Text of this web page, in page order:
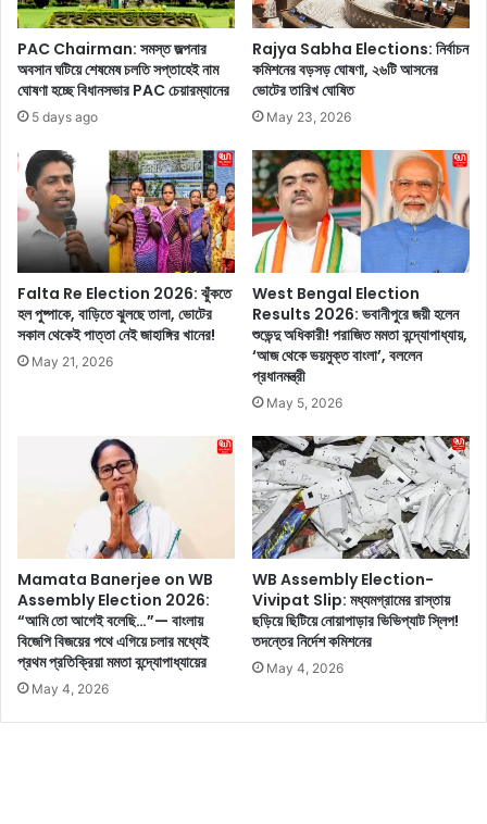
ভা
ঙা
-
গ
ড়া
র
স
‘
খে
লা
!
দি
ল্লি
য়া
জো
টে
জো
ড়া
বৈ
শ্ব
পে
তে
র
হ
য়ে
রো
হি
তে
র
সা
থে
কে
এ
খ
ন
সে
ই
বি
ষ
PAC Chairman: সমস্ত জল্পনার
অবসান ঘটিয়ে শেষমেষ চলতি সপ্তাহেই নাম
ঘোষণা হচ্ছে বিধানসভার PAC চেয়ারম্যানের
5 days ago
Rajya Sabha Elections: নির্বাচন
কমিশনের বড়সড় ঘোষণা, ২৬টি আসনের
ভোটের তারিখ ঘোষিত
May 23, 2026
Falta Re Election 2026: ঝুঁকতে
হল পুষ্পাকে, বাড়িতে ঝুলছে তালা, ভোটের
সকাল থেকেই পাত্তা নেই জাহাঙ্গির খানের!
May 21, 2026
West Bengal Election
Results 2026: ভবানীপুরে জয়ী হলেন
শুভেন্দু অধিকারী! পরাজিত মমতা বন্দ্যোপাধ্যায়,
‘আজ থেকে ভয়মুক্ত বাংলা’, বললেন
প্রধানমন্ত্রী
May 5, 2026
Mamata Banerjee on WB
Assembly Election 2026:
“আমি তো আগেই বলেছি…”— বাংলায়
বিজেপি বিজয়ের পথে এগিয়ে চলার মধ্যেই
প্রথম প্রতিক্রিয়া মমতা বন্দ্যোপাধ্যায়ের
May 4, 2026
WB Assembly Election-
Vivipat Slip: মধ্যমগ্রামের রাস্তায়
ছড়িয়ে ছিটিয়ে নোয়াপাড়ার ভিভিপ্যাট স্লিপ!
তদন্তের নির্দেশ কমিশনের
May 4, 2026